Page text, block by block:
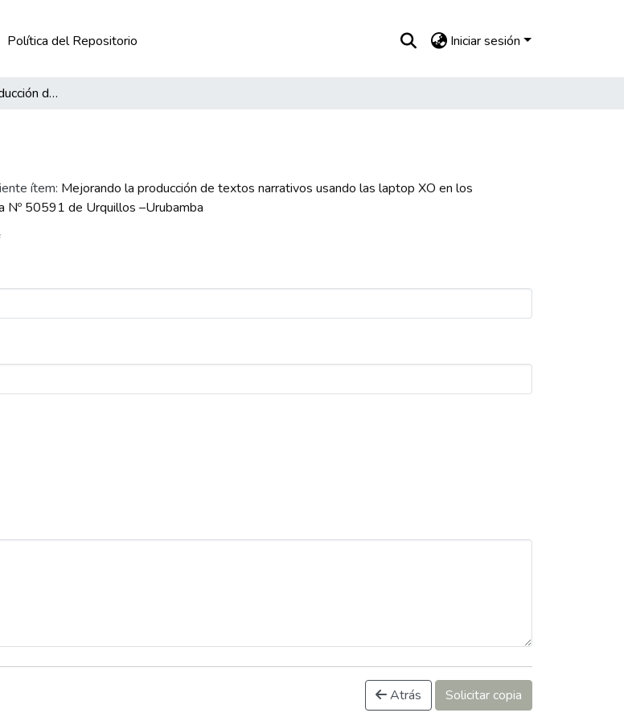
Política del Repositorio Iniciar sesión
Mejorando la producción de textos narrativos usando las laptop XO en los estudiantes del el primer al sexto grado de la Institución Educativa Nº 50591 de Urquillos –Urubamba
ítem: Mejorando la producción de textos narrativos usando las laptop XO en los
Nº 50591 de Urquillos –Urubamba
Atrás Solicitar copia